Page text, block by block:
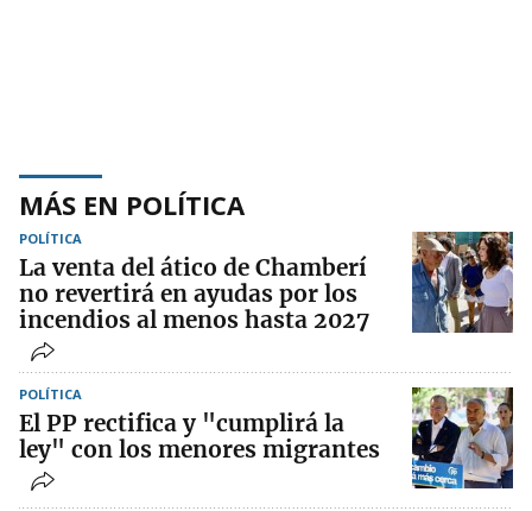
MÁS EN POLÍTICA
POLÍTICA
La venta del ático de Chamberí
no revertirá en ayudas por los
incendios al menos hasta 2027
POLÍTICA
El PP rectifica y "cumplirá la
ley" con los menores migrantes